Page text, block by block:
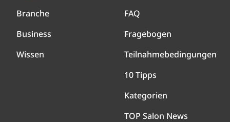
Branche
Business
Wissen
FAQ
Fragebogen
Teilnahmebedingungen
10 Tipps
Kategorien
TOP Salon News